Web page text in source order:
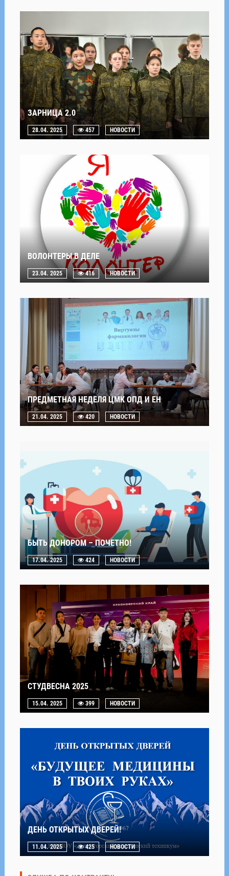
ЗАРНИЦА 2.0
28.04. 2025 457 НОВОСТИ
ВОЛОНТЕРЫ В ДЕЛЕ
23.04. 2025 416 НОВОСТИ
ПРЕДМЕТНАЯ НЕДЕЛЯ ЦМК ОПД И ЕН
21.04. 2025 420 НОВОСТИ
БЫТЬ ДОНОРОМ – ПОЧЕТНО!
17.04. 2025 424 НОВОСТИ
СТУДВЕСНА 2025
15.04. 2025 399 НОВОСТИ
ДЕНЬ ОТКРЫТЫХ ДВЕРЕЙ!
11.04. 2025 425 НОВОСТИ